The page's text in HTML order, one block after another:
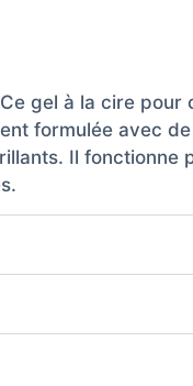
gel à la cire
formulée avec
Il